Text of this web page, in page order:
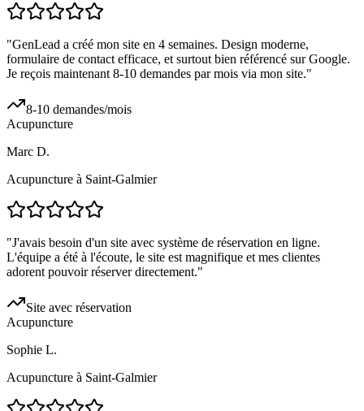
"GenLead a créé mon site en 4 semaines. Design moderne,
formulaire de contact efficace, et surtout bien référencé sur Google.
Je reçois maintenant 8-10 demandes par mois via mon site."
8-10 demandes/mois
Acupuncture
Marc D.
Acupuncture à Saint-Galmier
"J'avais besoin d'un site avec système de réservation en ligne.
L'équipe a été à l'écoute, le site est magnifique et mes clientes
adorent pouvoir réserver directement."
Site avec réservation
Acupuncture
Sophie L.
Acupuncture à Saint-Galmier